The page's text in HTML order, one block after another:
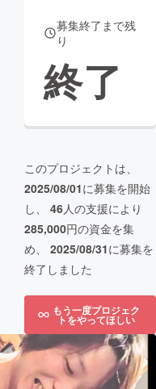
募集終了まで残
り
終了
このプロジェクトは、
2025/08/01に募集を開始
し、 46人の支援により
285,000円の資金を集
め、 2025/08/31に募集を
終了しました
もう一度プロジェク
トをやってほしい